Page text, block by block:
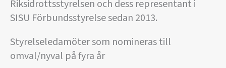
Riksidrottsstyrelsen och dess representant i
SISU Förbundsstyrelse sedan 2013.
Styrelseledamöter som nomineras till
omval/nyval på fyra år